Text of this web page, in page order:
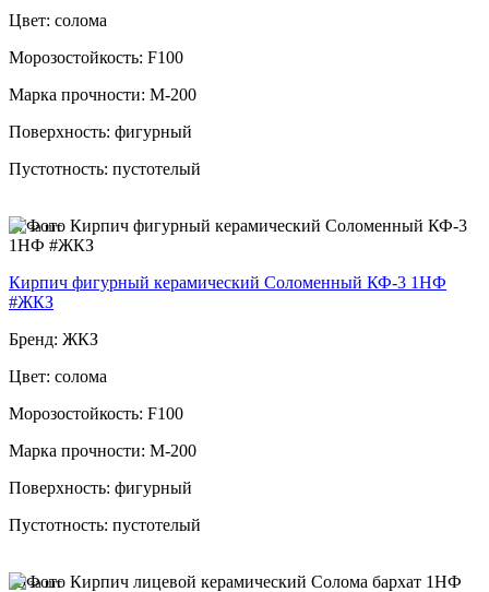
Цвет: солома
Морозостойкость: F100
Марка прочности: М-200
Поверхность: фигурный
Пустотность: пустотелый
57за шт
Кирпич фигурный керамический Соломенный КФ-3 1НФ
#ЖКЗ
Бренд: ЖКЗ
Цвет: солома
Морозостойкость: F100
Марка прочности: М-200
Поверхность: фигурный
Пустотность: пустотелый
49за шт